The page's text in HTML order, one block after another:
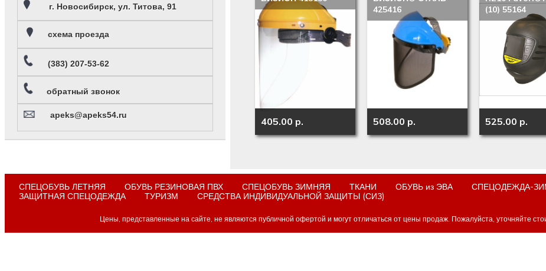
405.00 p.
425416
508.00 p.
(10) 55164
525.00 p.
г. Новосибирск, ул. Титова, 91
схема проезда
(383) 207-53-62
обратный звонок
apeks@apeks54.ru
СПЕЦОБУВЬ ЛЕТНЯЯ ОБУВЬ РЕЗИНОВАЯ ПВХ СПЕЦОБУВЬ ЗИМНЯЯ ТКАНИ ОБУВЬ из ЭВА СПЕЦОДЕЖДА-
ЗАЩИТНАЯ СПЕЦОДЕЖДА
ТУРИЗМ СРЕДСТВА ИНДИВИДУАЛЬНОЙ ЗАЩИТЫ (СИЗ)
Цены, представленные на сайте, не являются публичной офертой и могут отличаться от цены продаж. Пожалуйста, уточняйте